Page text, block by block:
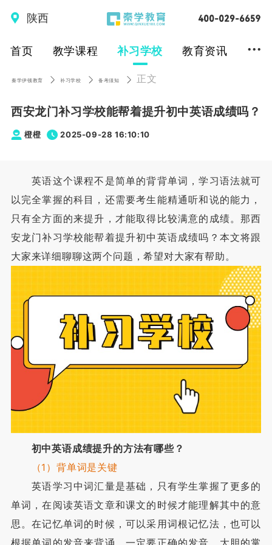
陕西
首页 教学课程 补习学校 教育资讯 ...
秦学伊顿教育 补习学校 备考须知 正文
西安龙门补习学校能帮着提升初中英语成绩吗？
橙橙 2025-09-28 16:10:10
英语这个课程不是简单的背背单词，学习语法就可
以完全掌握的科目，还需要考生能精通听和说的能力，
只有全方面的来提升，才能取得比较满意的成绩。那西
安龙门补习学校能帮着提升初中英语成绩吗？本文将跟
大家来详细聊聊这两个问题，希望对大家有帮助。
初中英语成绩提升的方法有哪些？
（1）背单词是关键
英语学习中词汇量是基础，只有学生掌握了更多的
单词，在阅读英语文章和课文的时候才能理解其中的意
思。在记忆单词的时候，可以采用词根记忆法，也可以